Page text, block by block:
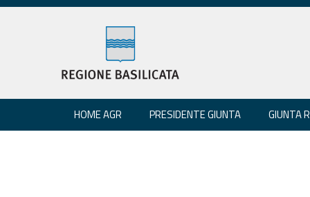
HOME AGR PRESIDENTE GIUNTA GIUNTA